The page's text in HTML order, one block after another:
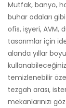
Mutfak, banyo,
buhar odaları
ofis, işyeri, AVM,
tasarımlar için
alanda yıllar
kullanabileceğiniz
temizlenebilir
tezgah arası,
mekanlarınızı